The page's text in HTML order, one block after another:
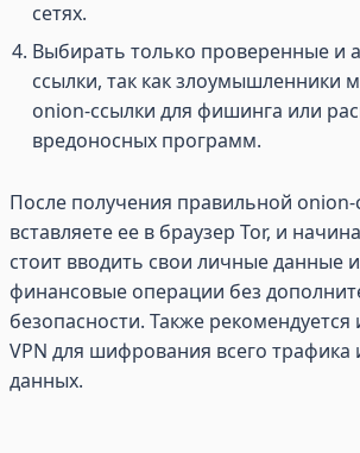
сетях.
Выбирать только проверенные и
ссылки, так как злоумышленники
onion-ссылки для фишинга или
вредоносных программ.
После получения правильной onion-
вставляете ее в браузер Tor, и
стоит вводить свои личные данные
финансовые операции без
безопасности. Также рекомендуется
VPN для шифрования всего
данных.